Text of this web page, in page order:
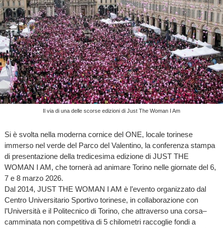
Il via di una delle scorse edizioni di Just The Woman I Am
Si è svolta nella moderna cornice del ONE, locale torinese
immerso nel verde del Parco del Valentino, la conferenza stampa
di presentazione della tredicesima edizione di JUST THE
WOMAN I AM, che tornerà ad animare Torino nelle giornate del 6,
7 e 8 marzo 2026.
Dal 2014, JUST THE WOMAN I AM è l’evento organizzato dal
Centro Universitario Sportivo torinese, in collaborazione con
l’Università e il Politecnico di Torino, che attraverso una corsa–
camminata non competitiva di 5 chilometri raccoglie fondi a